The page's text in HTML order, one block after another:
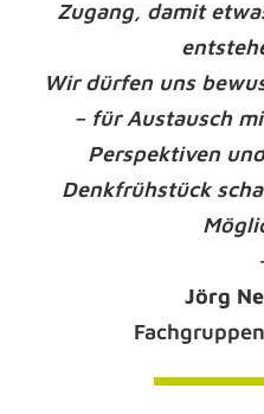
Zugang, damit
Wir dürfen uns
– für Austausch
Perspektiven
Denkfrühstück
Jörg